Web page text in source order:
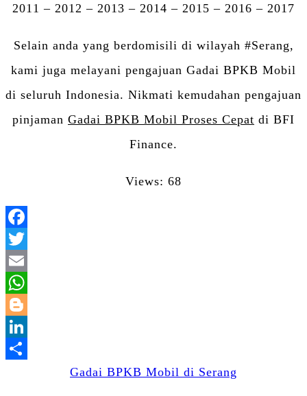
2011 – 2012 – 2013 – 2014 – 2015 – 2016 – 2017
Selain anda yang berdomisili di wilayah #Serang,
kami juga melayani pengajuan Gadai BPKB Mobil
di seluruh Indonesia. Nikmati kemudahan pengajuan
pinjaman Gadai BPKB Mobil Proses Cepat di BFI
Finance.
Views: 68
Share
Gadai BPKB Mobil di Serang